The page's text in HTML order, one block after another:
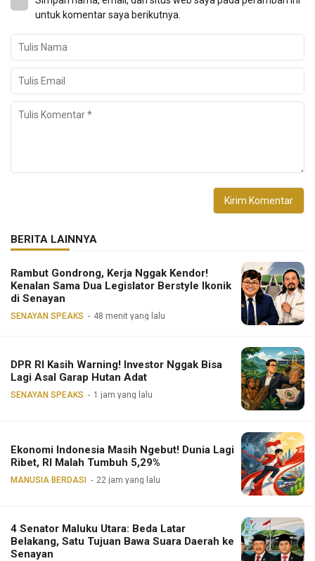
untuk komentar saya berikutnya.
BERITA LAINNYA
Rambut Gondrong, Kerja Nggak Kendor!
Kenalan Sama Dua Legislator Berstyle Ikonik
di Senayan
SENAYAN SPEAKS 48 menit yang lalu
DPR RI Kasih Warning! Investor Nggak Bisa
Lagi Asal Garap Hutan Adat
SENAYAN SPEAKS 1 jam yang lalu
Ekonomi Indonesia Masih Ngebut! Dunia Lagi
Ribet, RI Malah Tumbuh 5,29%
MANUSIA BERDASI 22 jam yang lalu
4 Senator Maluku Utara: Beda Latar
Belakang, Satu Tujuan Bawa Suara Daerah ke
Senayan